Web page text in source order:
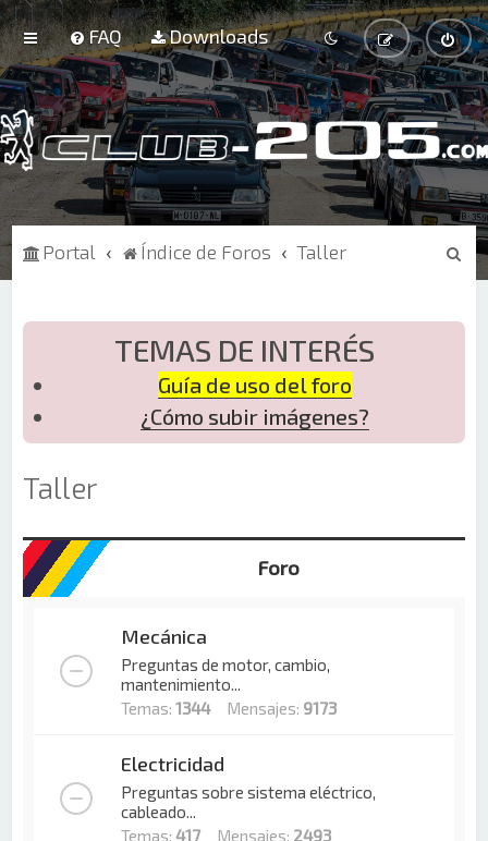
FAQ Downloads
Portal Índice de Foros Taller
B
TEMAS DE INTERÉS
Guía de uso del foro
¿Cómo subir imágenes?
Taller
Foro
Mecánica
Preguntas de motor, cambio,
mantenimiento...
Temas:1344Mensajes: 9173
Electricidad
Preguntas sobre sistema eléctrico,
cableado...
Temas:417 Mensajes: 2493